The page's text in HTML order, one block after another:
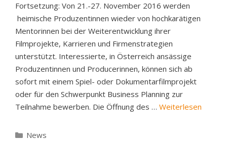
Fortsetzung: Von 21.-27. November 2016 werden
heimische Produzentinnen wieder von hochkarätigen
Mentorinnen bei der Weiterentwicklung ihrer
Filmprojekte, Karrieren und Firmenstrategien
unterstützt. Interessierte, in Österreich ansässige
Produzentinnen und Producerinnen, können sich ab
sofort mit einem Spiel- oder Dokumentarfilmprojekt
oder für den Schwerpunkt Business Planning zur
Teilnahme bewerben. Die Öffnung des … Weiterlesen
Kategorien
News